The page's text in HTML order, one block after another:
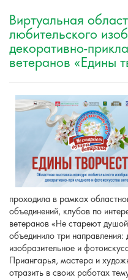
Виртуальная
любительского
декоративно-
ветеранов «Едины
проходила в рамках
объединений, клубов по
ветеранов «Не стареют
объединило три направления:
изобразительное и
Приангарья, мастера и
отразить в своих работах